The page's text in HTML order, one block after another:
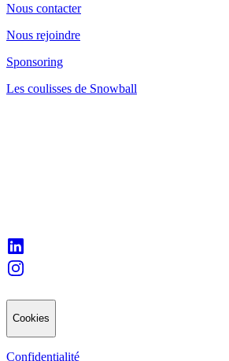
Nous contacter
Nous rejoindre
Sponsoring
Les coulisses de Snowball
Cookies
Confidentialité